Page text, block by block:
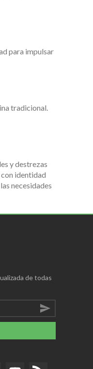
para impulsar
tradicional.
y destrezas
identidad
necesidades
de todas